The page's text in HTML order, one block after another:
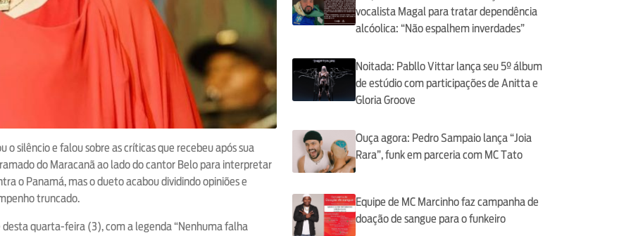
silêncio e falou sobre as críticas que recebeu após sua
do Maracanã ao lado do cantor Belo para interpretar
o Panamá, mas o dueto acabou dividindo opiniões e
truncado.
quarta-feira (3), com a legenda “Nenhuma falha
vocalista Magal para tratar dependência
alcóolica: “Não espalhem inverdades”
Noitada: Pabllo Vittar lança seu 5º álbum
de estúdio com participações de Anitta e
Gloria Groove
Ouça agora: Pedro Sampaio lança “Joia
Rara”, funk em parceria com MC Tato
Equipe de MC Marcinho faz campanha de
doação de sangue para o funkeiro